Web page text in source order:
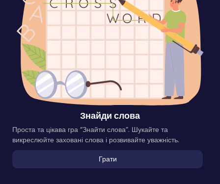
Знайди слова
Проста та цікава гра “Знайти слова”. Шукайте та
викреслюйте заховані слова і розвивайте уважність.
Грати